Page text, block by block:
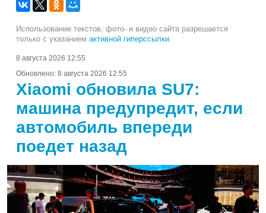
Использование текстов, фото- и видео сайта разрешается
только с указанием активной гиперссылки
8 августа 2026 12:55
Обновлено: 8 августа 2026 12:55
Xiaomi обновила SU7:
машина предупредит, если
автомобиль впереди
поедет назад